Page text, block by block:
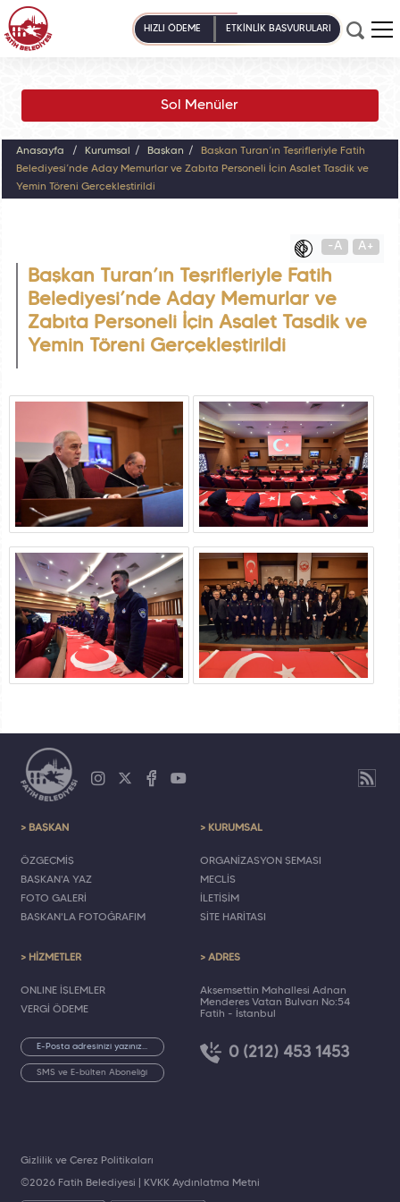
HIZLI ÖDEME ETKİNLİK BAŞVURULARI
Sol Menüler
Anasayfa Kurumsal Başkan
Başkan Turan’ın Teşrifleriyle Fatih
Belediyesi’nde Aday Memurlar ve Zabıta Personeli İçin Asalet Tasdik ve
Yemin Töreni Gerçekleştirildi
-A A+
Başkan Turan’ın Teşrifleriyle Fatih
Belediyesi’nde Aday Memurlar ve
Zabıta Personeli İçin Asalet Tasdik ve
Yemin Töreni Gerçekleştirildi
> BAŞKAN
ÖZGEÇMİŞ
BAŞKAN'A YAZ
FOTO GALERİ
BAŞKAN'LA FOTOĞRAFIM
> KURUMSAL
ORGANİZASYON ŞEMASI
MECLİS
İLETİŞİM
SİTE HARİTASI
> HİZMETLER
ONLINE İŞLEMLER
VERGİ ÖDEME
SMS ve E-bülten Aboneliği
> ADRES
Akşemsettin Mahallesi Adnan
Menderes Vatan Bulvarı No:54
Fatih - İstanbul
0 (212) 453 1453
©2026 Fatih Belediyesi | KVKK Aydınlatma Metni
Gizlilik ve Çerez Politikaları